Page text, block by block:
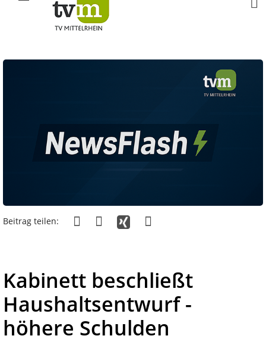
Beitrag teilen:
Kabinett beschließt
Haushaltsentwurf -
höhere Schulden